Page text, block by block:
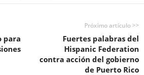
para
Próximo artículo >>
Fuertes palabras del
Hispanic Federation
contra acción del gobierno
de Puerto Rico